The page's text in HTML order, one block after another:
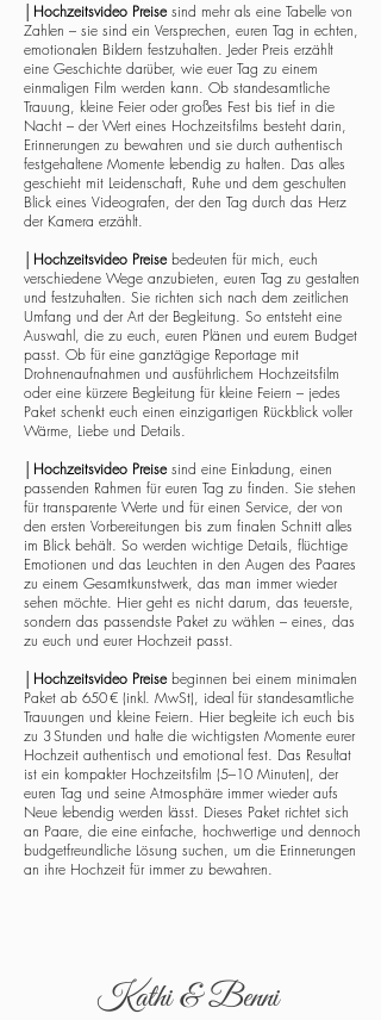
Hochzeitsvideo Preisesind mehr als eine Tabelle von
Zahlen – sie sind ein Versprechen, euren Tag in echten,
emotionalen Bildern festzuhalten. Jeder Preis erzählt
eine Geschichte darüber, wie euer Tag zu einem
einmaligen Film werden kann. Ob standesamtliche
Trauung, kleine Feier oder großes Fest bis tief in die
Nacht – der Wert eines Hochzeitsfilms besteht darin,
Erinnerungen zu bewahren und sie durch authentisch
festgehaltene Momente lebendig zu halten. Das alles
geschieht mit Leidenschaft, Ruhe und dem geschulten
Blick eines Videografen, der den Tag durch das Herz
der Kamera erzählt.
Hochzeitsvideo Preisebedeuten für mich, euch
verschiedene Wege anzubieten, euren Tag zu gestalten
und festzuhalten. Sie richten sich nach dem zeitlichen
Umfang und der Art der Begleitung. So entsteht eine
Auswahl, die zu euch, euren Plänen und eurem Budget
passt. Ob für eine ganztägige Reportage mit
Drohnenaufnahmen und ausführlichem Hochzeitsfilm
oder eine kürzere Begleitung für kleine Feiern – jedes
Paket schenkt euch einen einzigartigen Rückblick voller
Wärme, Liebe und Details.
Hochzeitsvideo Preisesind eine Einladung, einen
passenden Rahmen für euren Tag zu finden. Sie stehen
für transparente Werte und für einen Service, der von
den ersten Vorbereitungen bis zum finalen Schnitt alles
im Blick behält. So werden wichtige Details, flüchtige
Emotionen und das Leuchten in den Augen des Paares
zu einem Gesamtkunstwerk, das man immer wieder
sehen möchte. Hier geht es nicht darum, das teuerste,
sondern das passendste Paket zu wählen – eines, das
zu euch und eurer Hochzeit passt.
Hochzeitsvideo Preisebeginnen bei einem minimalen
Paket ab 650 € (inkl. MwSt), ideal für standesamtliche
Trauungen und kleine Feiern. Hier begleite ich euch bis
zu 3 Stunden und halte die wichtigsten Momente eurer
Hochzeit authentisch und emotional fest. Das Resultat
ist ein kompakter Hochzeitsfilm (5–10 Minuten), der
euren Tag und seine Atmosphäre immer wieder aufs
Neue lebendig werden lässt. Dieses Paket richtet sich
an Paare, die eine einfache, hochwertige und dennoch
budgetfreundliche Lösung suchen, um die Erinnerungen
an ihre Hochzeit für immer zu bewahren.
Kathi & Benni